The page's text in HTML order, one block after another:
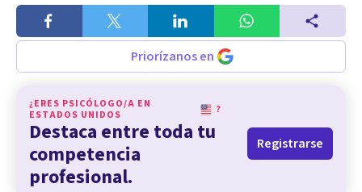
Priorízanos en
¿ERES PSICÓLOGO/A EN
ESTADOS UNIDOS
?
Destaca entre toda tu
competencia
profesional.
Registrarse